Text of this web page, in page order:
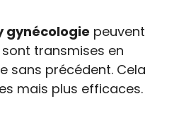
gynécologie peuvent
transmises en
sans précédent. Cela
mais plus efficaces.